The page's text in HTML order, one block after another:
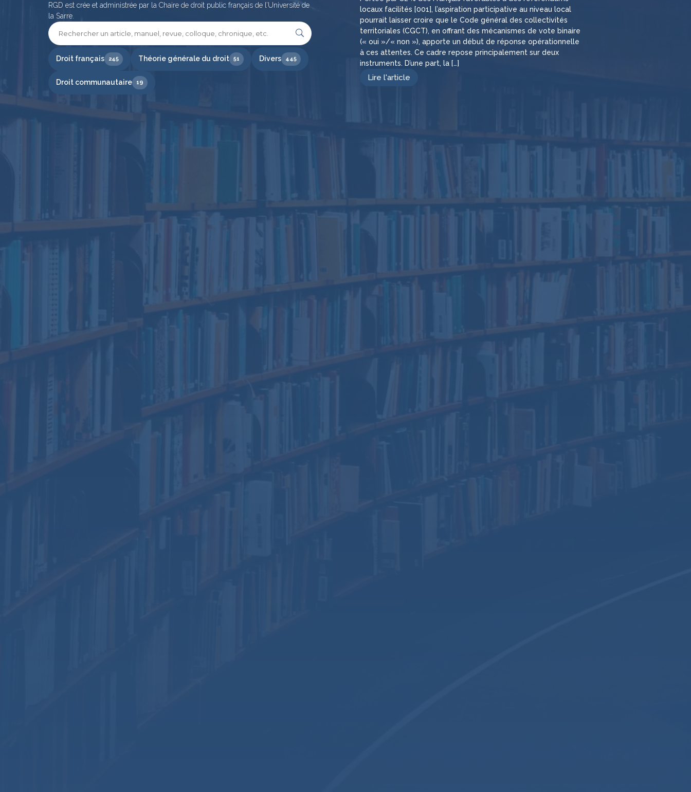
RGD est crée et administrée par la Chaire de droit public français de l’Université de
la Sarre.
Droit français 245 Théorie générale du droit 51 Divers 445
Droit communautaire 19
locaux facilités [001], l’aspiration participative au niveau local
pourrait laisser croire que le Code général des collectivités
territoriales (CGCT), en offrant des mécanismes de vote binaire
(« oui »/« non »), apporte un début de réponse opérationnelle
à ces attentes. Ce cadre repose principalement sur deux
instruments. D’une part, la […]
Lire l'article